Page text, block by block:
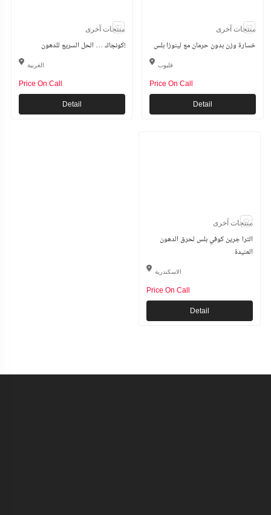
منتجات آخرى
كونجاك … الحل السريع للدهون!
الغربية
Price On Call
Detail
منتجات آخرى
خسارة وزن بدون حرمان مع لينوزا بلس
قليوب
Price On Call
Detail
منتجات آخرى
الترا جرين كوفي بلس لحرق الدهون
العنيدة
الاسكندرية
Price On Call
Detail